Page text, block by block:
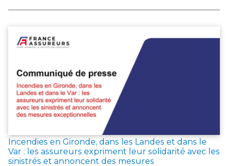
COTISATIONS
2026,
LES
ÉPARGNANTS
MAINTIENNENT
LEUR
CONFIANCE
L’ASSURANCE
VIE
Incendies en Gironde, dans les Landes et dans le
Var : les assureurs expriment leur solidarité avec les
sinistrés et annoncent des mesures